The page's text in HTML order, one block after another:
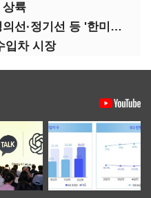
륙
"3국 경제 협력 강화"…정의선·정기선 등 '한미일 경제대화' 참석
입차 시장